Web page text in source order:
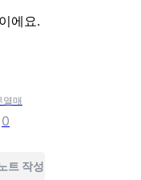
에요.
열매
0
트 작성